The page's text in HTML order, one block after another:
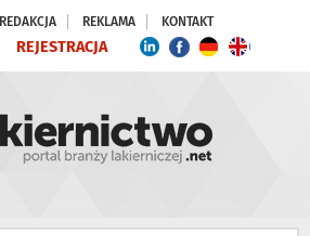
REDAKCJA REKLAMA KONTAKT
REJESTRACJA